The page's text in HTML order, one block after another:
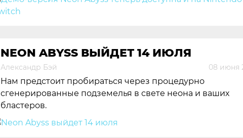
NEON ABYSS ВЫЙДЕТ 14 ИЮЛЯ
Александр Бэй 08 июня
Нам предстоит пробираться через процедурно
сгенерированные подземелья в свете неона и ваших
бластеров.